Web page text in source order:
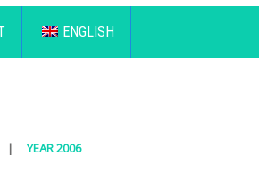
ENGLISH
YEAR 2006